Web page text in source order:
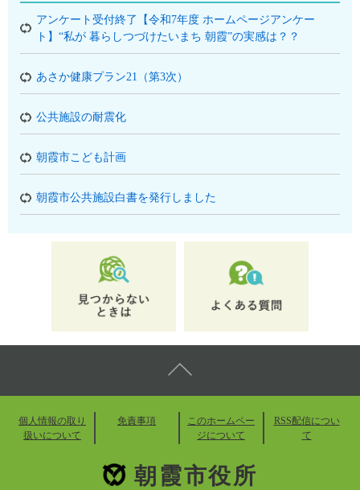
アンケート受付終了【令和7年度 ホームページアンケー
ト】“私が 暮らしつづけたいまち 朝霞”の実感は？？
あさか健康プラン21（第3次）
公共施設の耐震化
朝霞市こども計画
朝霞市公共施設白書を発行しました
個人情報の取り
扱いについて
免責事項
このホームペー
ジについて
RSS配信につい
て
朝霞市役所